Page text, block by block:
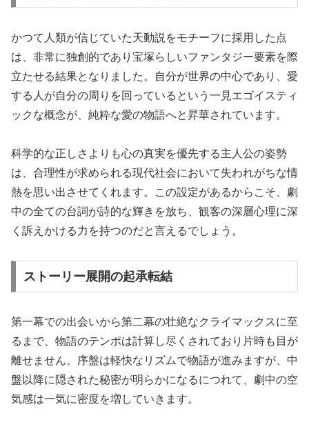
かつて人類が信じていた天動説をモチーフに採用した点
は、非常に独創的であり宝塚らしいファンタジー要素を際
立たせる結果となりました。自分が世界の中心であり、愛
する人が自分の周りを回っているという一見エゴイスティ
ックな概念が、純粋な愛の物語へと昇華されています。
科学的な正しさよりも心の真実を優先する主人公の姿勢
は、合理性が求められる現代社会において失われがちな情
熱を思い出させてくれます。この設定があるからこそ、劇
中の全ての台詞が詩的な輝きを放ち、観客の深層心理に深
く訴えかける力を持つのだと言えるでしょう。
ストーリー展開の起承転結
第一幕での出会いから第二幕の壮絶なクライマックスに至
るまで、物語のテンポは計算し尽くされており片時も目が
離せません。序盤は軽快なリズムで物語が進みますが、中
盤以降に隠された秘密が明らかになるにつれて、劇中の空
気感は一気に密度を増していきます。